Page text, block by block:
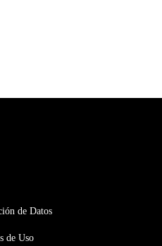
de Datos
de Uso